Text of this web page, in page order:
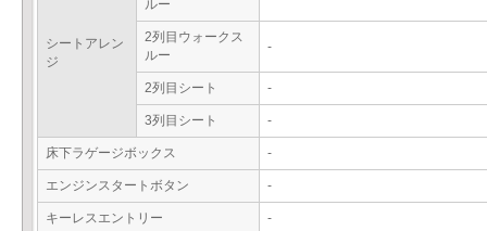
シートアレン
ジ
ルー
2列目ウォークス
ルー
-
2列目シート -
3列目シート -
床下ラゲージボックス -
エンジンスタートボタン -
キーレスエントリー -